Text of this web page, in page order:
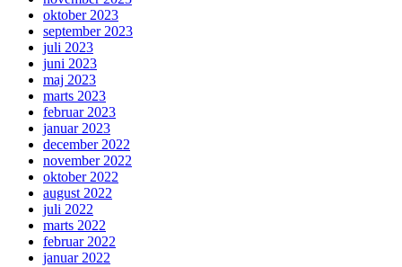
oktober 2023
september 2023
juli 2023
juni 2023
maj 2023
marts 2023
februar 2023
januar 2023
december 2022
november 2022
oktober 2022
august 2022
juli 2022
marts 2022
februar 2022
januar 2022